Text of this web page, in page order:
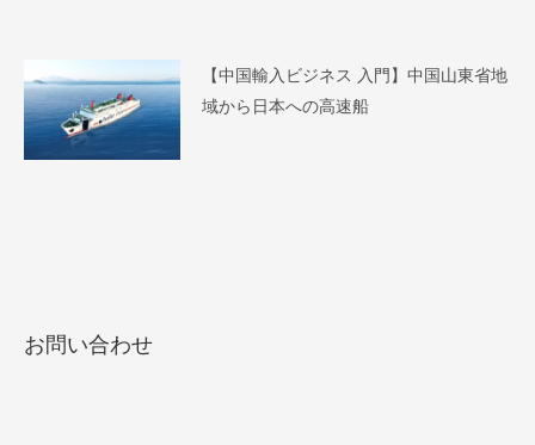
【中国輸入ビジネス 入門】中国山東省地
域から日本への高速船
お問い合わせ